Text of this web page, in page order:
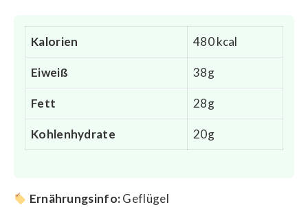
Kalorien 480 kcal
Eiweiß 38g
Fett 28g
Kohlenhydrate 20g
Ernährungsinfo:Geflügel